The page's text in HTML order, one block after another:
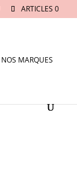
ARTICLES 0
NOS MARQUES